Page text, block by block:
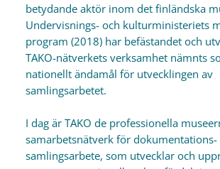
betydande aktör inom det finländska
Undervisnings- och kulturministeriets
program (2018) har befästandet och
TAKO-nätverkets verksamhet nämnts
nationellt ändamål för utvecklingen av
samlingsarbetet.
I dag är TAKO de professionella
samarbetsnätverk för dokumentations-
samlingsarbete, som utvecklar och